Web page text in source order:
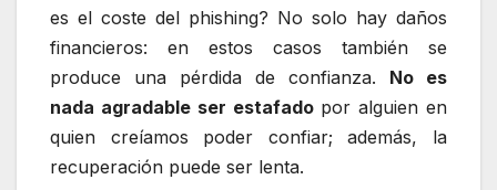
es el coste del phishing? No solo hay daños
financieros: en estos casos también se
produce una pérdida de confianza. No es
nada agradable ser estafado por alguien en
quien creíamos poder confiar; además, la
recuperación puede ser lenta.